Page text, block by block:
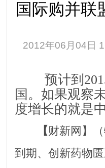
国际购并联
2012年06月04日
预计到2015
国。如果观察
度增长的就是
【 财新网】
到期、创新药物